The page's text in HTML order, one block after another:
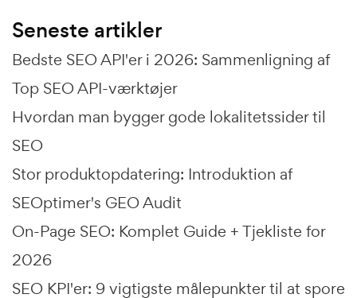
Seneste artikler
Bedste SEO API'er i 2026: Sammenligning af
Top SEO API-værktøjer
Hvordan man bygger gode lokalitetssider til
SEO
Stor produktopdatering: Introduktion af
SEOptimer's GEO Audit
On-Page SEO: Komplet Guide + Tjekliste for
2026
SEO KPI'er: 9 vigtigste målepunkter til at spore